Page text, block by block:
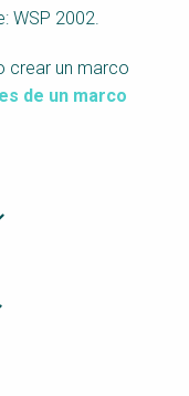
WSP 2002.
crear un marco
de un marco